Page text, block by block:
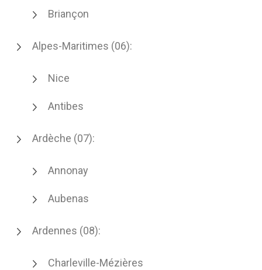
Briançon
Alpes-Maritimes (06):
Nice
Antibes
Ardèche (07):
Annonay
Aubenas
Ardennes (08):
Charleville-Mézières